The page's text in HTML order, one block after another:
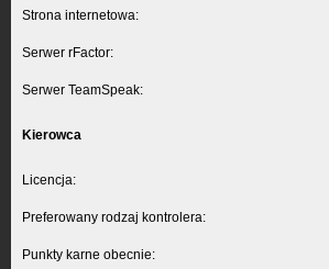
Strona internetowa:
Serwer rFactor:
Serwer TeamSpeak:
Kierowca
Licencja:
Preferowany rodzaj kontrolera:
Punkty karne obecnie: